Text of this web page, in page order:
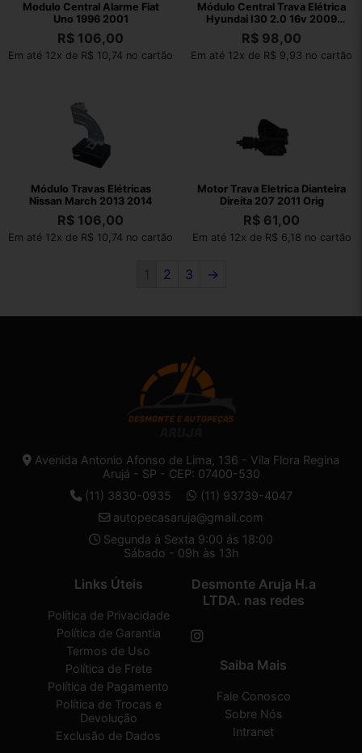
Modulo Central Alarme Fiat
Uno 1996 2001
R$ 106,00
Em até 12x de R$ 10,74 no cartão
Módulo Central Trava Elétrica
Hyundai I30 2.0 16v 2009
2012
R$ 98,00
Em até 12x de R$ 9,93 no cartão
Módulo Travas Elétricas
Nissan March 2013 2014
R$ 106,00
Em até 12x de R$ 10,74 no cartão
Motor Trava Eletrica Dianteira
Direita 207 2011 Orig
R$ 61,00
Em até 12x de R$ 6,18 no cartão
1 2 3 →
Avenida Antonio Afonso de Lima, 136 - Vila Flora Regina
Arujá - SP - CEP: 07400-530
(11) 3830-0935
(11) 93739-4047
autopecasaruja@gmail.com
Segunda à Sexta 9:00 ás 18:00
Sábado - 09h às 13h
Links Úteis
Política de Privacidade
Política de Garantia
Termos de Uso
Política de Frete
Política de Pagamento
Política de Trocas e
Devolução
Exclusão de Dados
Desmonte Aruja H.a
LTDA. nas redes
Saiba Mais
Fale Conosco
Sobre Nós
Intranet